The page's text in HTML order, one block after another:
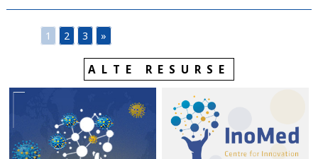
1 2 3 »
ALTE RESURSE